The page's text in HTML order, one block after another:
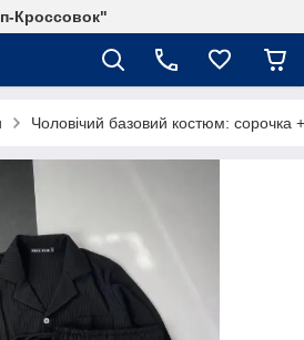
Кроссовок"
Чоловічий базовий костюм: сорочка